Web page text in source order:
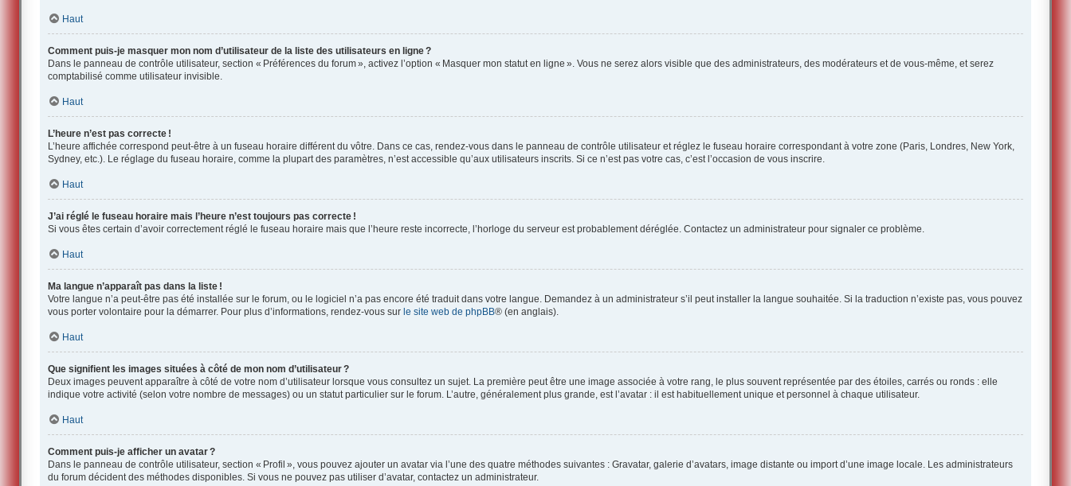
Haut
Comment puis-je masquer mon nom d’utilisateur de la liste des utilisateurs en ligne ?
Dans le panneau de contrôle utilisateur, section « Préférences du forum », activez l’option « Masquer mon statut en ligne ». Vous ne serez alors visible que des administrateurs, des modérateurs et de vous-même, et serez
comptabilisé comme utilisateur invisible.
Haut
L’heure n’est pas correcte !
L’heure affichée correspond peut-être à un fuseau horaire différent du vôtre. Dans ce cas, rendez-vous dans le panneau de contrôle utilisateur et réglez le fuseau horaire correspondant à votre zone (Paris, Londres, New York,
Sydney, etc.). Le réglage du fuseau horaire, comme la plupart des paramètres, n’est accessible qu’aux utilisateurs inscrits. Si ce n’est pas votre cas, c’est l’occasion de vous inscrire.
Haut
J’ai réglé le fuseau horaire mais l’heure n’est toujours pas correcte !
Si vous êtes certain d’avoir correctement réglé le fuseau horaire mais que l’heure reste incorrecte, l’horloge du serveur est probablement déréglée. Contactez un administrateur pour signaler ce problème.
Haut
Ma langue n’apparaît pas dans la liste !
Votre langue n’a peut-être pas été installée sur le forum, ou le logiciel n’a pas encore été traduit dans votre langue. Demandez à un administrateur s’il peut installer la langue souhaitée. Si la traduction n’existe pas, vous pouvez
vous porter volontaire pour la démarrer. Pour plus d’informations, rendez-vous sur le site web de phpBB® (en anglais).
Haut
Que signifient les images situées à côté de mon nom d’utilisateur ?
Deux images peuvent apparaître à côté de votre nom d’utilisateur lorsque vous consultez un sujet. La première peut être une image associée à votre rang, le plus souvent représentée par des étoiles, carrés ou ronds : elle
indique votre activité (selon votre nombre de messages) ou un statut particulier sur le forum. L’autre, généralement plus grande, est l’avatar : il est habituellement unique et personnel à chaque utilisateur.
Haut
Comment puis-je afficher un avatar ?
Dans le panneau de contrôle utilisateur, section « Profil », vous pouvez ajouter un avatar via l’une des quatre méthodes suivantes : Gravatar, galerie d’avatars, image distante ou import d’une image locale. Les administrateurs
du forum décident des méthodes disponibles. Si vous ne pouvez pas utiliser d’avatar, contactez un administrateur.